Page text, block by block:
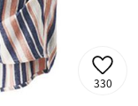
330